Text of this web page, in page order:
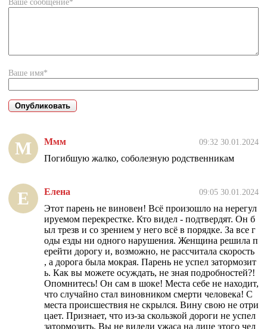
Ваше имя*
М Ммм 09:32 30.01.2024
Погибшую жалко, соболезную родственникам
Е Елена 09:05 30.01.2024
Этот парень не виновен! Всё произошло на нерегул
ируемом перекрестке. Кто видел - подтвердят. Он б
ыл трезв и со зрением у него всё в порядке. За все г
оды езды ни одного нарушения. Женщина решила п
ерейти дорогу и, возможно, не рассчитала скорость
, а дорога была мокрая. Парень не успел затормозит
ь. Как вы можете осуждать, не зная подробностей?!
Опомнитесь! Он сам в шоке! Места себе не находит,
что случайно стал виновником смерти человека! С
места происшествия не скрылся. Вину свою не отри
цает. Признает, что из-за скользкой дороги не успел
затормозить. Вы не видели ужаса на лице этого чел